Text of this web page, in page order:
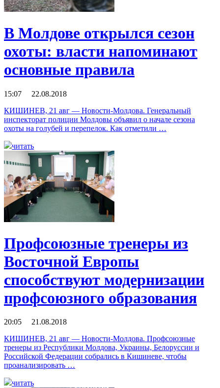
В Молдове открылся сезон
охоты: власти напоминают
основные правила
15:07 22.08.2018
КИШИНЕВ, 21 авг — Новости-Молдова. Генеральный
инспекторат полиции Молдовы объявил о начале сезона
охоты на голубей и перепелок. Как отметили …
читать
Профсоюзные тренеры из
Восточной Европы
способствуют модернизации
профсоюзного образования
20:05 21.08.2018
КИШИНЕВ, 21 авг — Новости-Молдова. Профсоюзные
тренеры из Республики Молдова, Украины, Белоруссии и
Российской Федерации собрались в Кишиневе, чтобы
проанализировать …
читать